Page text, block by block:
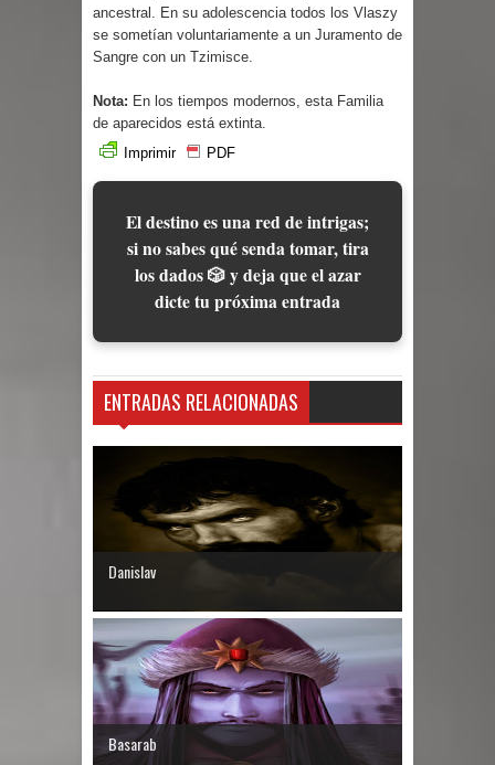
ancestral. En su adolescencia todos los Vlaszy
se sometían voluntariamente a un Juramento de
Sangre con un Tzimisce.
Nota: En los tiempos modernos, esta Familia
de aparecidos está extinta.
Imprimir
PDF
El destino es una red de intrigas;
si no sabes qué senda tomar, tira
los dados 🎲 y deja que el azar
dicte tu próxima entrada
ENTRADAS RELACIONADAS
Danislav
Basarab